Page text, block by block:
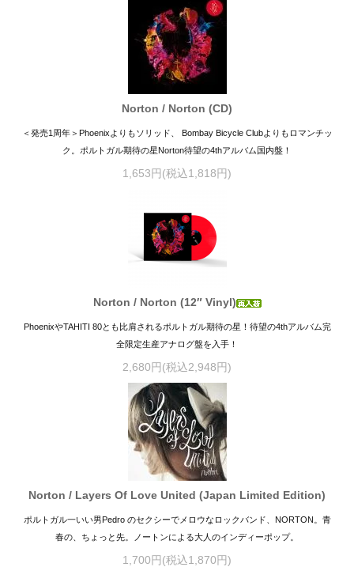
Norton / Norton (CD)
＜発売1周年＞Phoenixよりもソリッド、 Bombay Bicycle Clubよりもロマンチッ
ク。ポルトガル期待の星Norton待望の4thアルバム国内盤！
1,653円(税込1,818円)
Norton / Norton (12″ Vinyl)
PhoenixやTAHITI 80とも比肩されるポルトガル期待の星！待望の4thアルバム完
全限定生産アナログ盤を入手！
2,680円(税込2,948円)
Norton / Layers Of Love United (Japan Limited Edition)
ポルトガル一いい男Pedro のセクシーでメロウなロックバンド、NORTON。青
春の、ちょっと先。ノートンによる大人のインディーポップ。
1,700円(税込1,870円)